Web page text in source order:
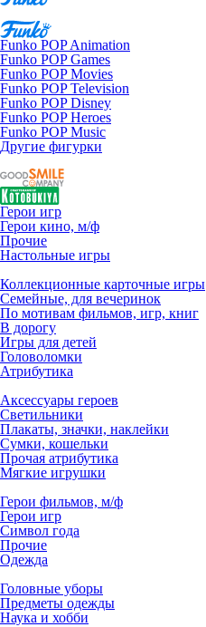
Funko POP Animation
Funko POP Games
Funko POP Movies
Funko POP Television
Funko POP Disney
Funko POP Heroes
Funko POP Music
Другие фигурки
Герои игр
Герои кино, м/ф
Прочие
Настольные игры
Коллекционные карточные игры
Семейные, для вечеринок
По мотивам фильмов, игр, книг
В дорогу
Игры для детей
Головоломки
Атрибутика
Аксессуары героев
Светильники
Плакаты, значки, наклейки
Сумки, кошельки
Прочая атрибутика
Мягкие игрушки
Герои фильмов, м/ф
Герои игр
Символ года
Прочие
Одежда
Головные уборы
Предметы одежды
Наука и хобби